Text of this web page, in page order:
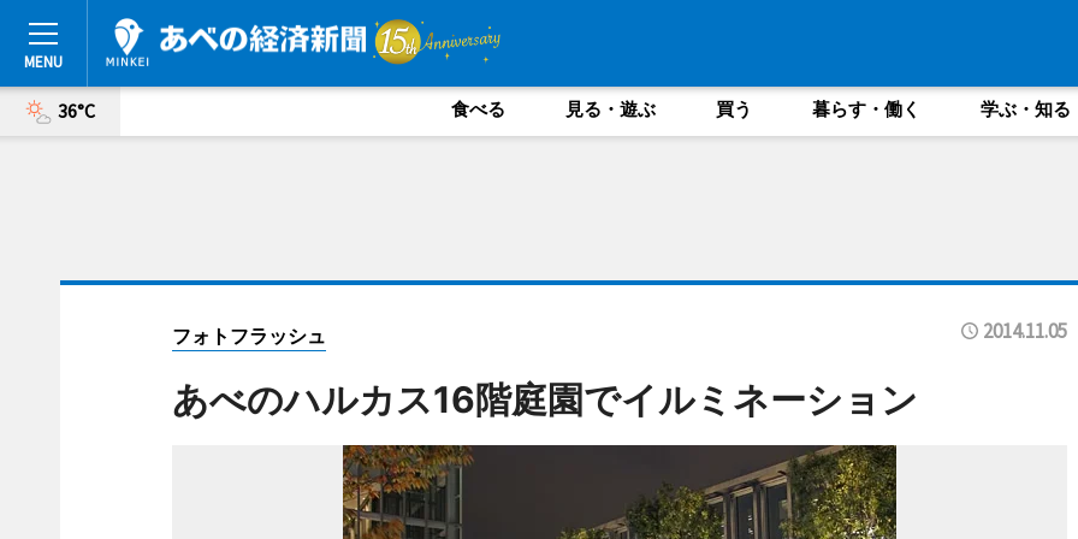
36°C 食べる 見る・遊ぶ 買う 暮らす・働く 学ぶ・知る
フォトフラッシュ 2014.11.05
あべのハルカス16階庭園でイルミネーション